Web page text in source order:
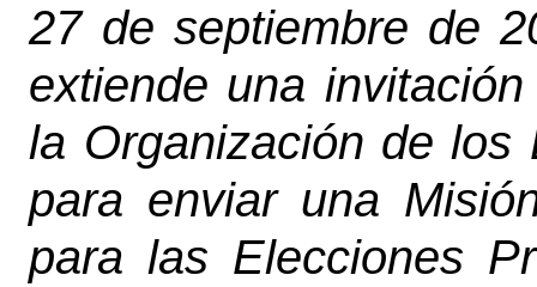
27 de septiembre de
extiende una
la Organización de los
para enviar una
para las Elecciones